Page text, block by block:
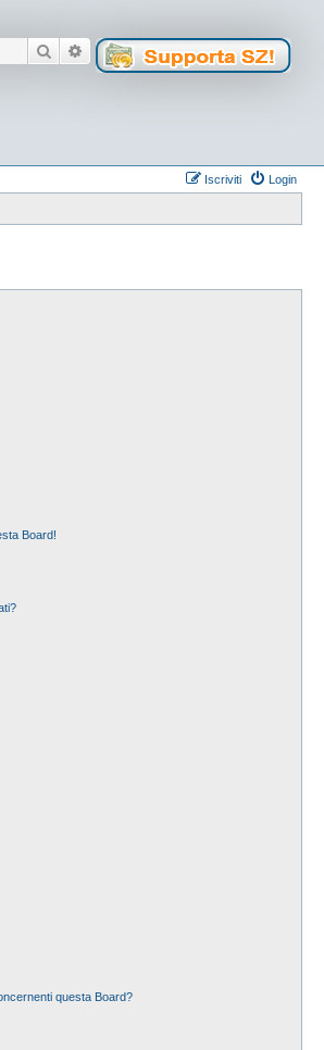
Cerca Ricerca avanzata
Login
Iscriviti
Board!
questa Board?